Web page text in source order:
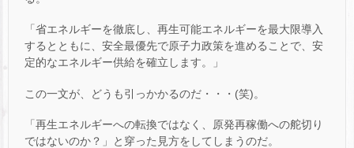
「省エネルギーを徹底し、再生可能エネルギーを最大限導入
するとともに、安全最優先で原子力政策を進めることで、安
定的なエネルギー供給を確立します。」
この一文が、どうも引っかかるのだ・・・(笑)。
「再生エネルギーへの転換ではなく、原発再稼働への舵切り
ではないのか？」と穿った見方をしてしまうのだ。